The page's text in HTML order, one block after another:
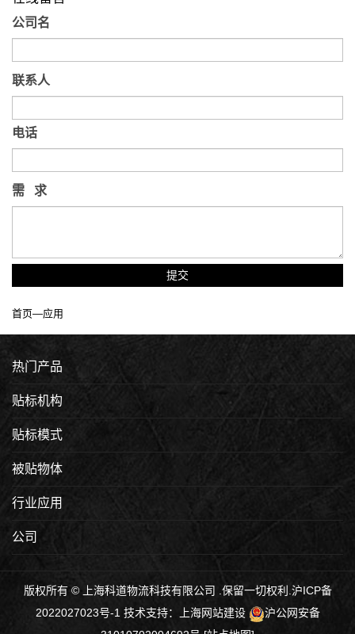
公司名
联系人
电话
需 求
提交
首页—应用
热门产品
贴标机构
贴标模式
被贴物体
行业应用
公司
版权所有 © 上海科道物流科技有限公司 .保留一切权利.沪ICP备
2022027023号-1 技术支持： 上海网站建设
沪公网安备